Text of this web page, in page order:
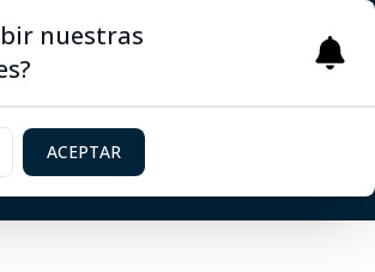
nuestras
ACEPTAR